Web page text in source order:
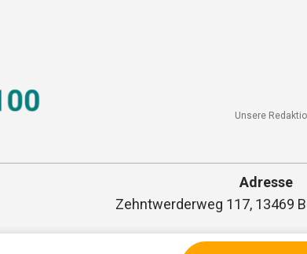
Unsere
Adresse
Zehntwerderweg 117, 13469